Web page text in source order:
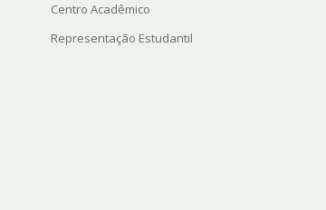
Centro Acadêmico
Representação Estudantil